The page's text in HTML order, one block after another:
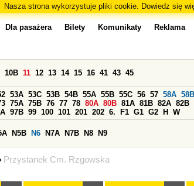
Nasza strona wykorzystuje pliki cookie. Dowiedz się
Przystanek Cm. Rzgowska
Dla pasażera Bilety Komunikaty Reklama
10B 11 12 13 14 15 16 41 43 45
53A 53C 53B 54B 55A 55B 55C 56 57 58A 58B
75A 75B 76 77 78 80A 80B 81A 81B 82A 82B
97B 99 100 101 201 202 6. F1 G1 G2 H W
N5B N6 N7A N7B N8 N9